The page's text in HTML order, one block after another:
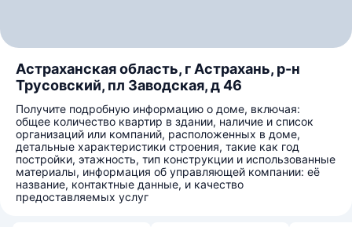
Астраханская область, г Астрахань, р-н
Трусовский, пл Заводская, д 46
Получите подробную информацию о доме, включая:
общее количество квартир в здании, наличие и список
организаций или компаний, расположенных в доме,
детальные характеристики строения, такие как год
постройки, этажность, тип конструкции и использованные
материалы, информация об управляющей компании: её
название, контактные данные, и качество
предоставляемых услуг